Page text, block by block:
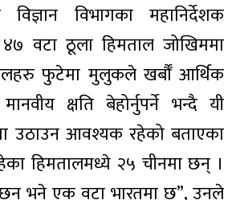
विभागका महानिर्देशक
वटा ठूला हिमताल जोखिममा
फुटेमा मुलुकले खर्बौँ आर्थिक
क्षति बेहोर्नुपर्ने भन्दै यी
उठाउन आवश्यक रहेको बताएका
हिमतालमध्ये २५ चीनमा छन् ।
छन् भने एक वटा भारतमा छ”, उनले